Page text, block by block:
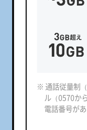
※ 通話従量制
ル（0570か
電話番号があ